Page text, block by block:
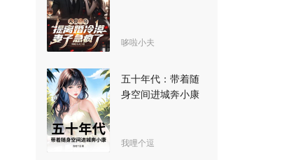
哆啦小夫
五十年代：带着随
身空间进城奔小康
我哩个逗